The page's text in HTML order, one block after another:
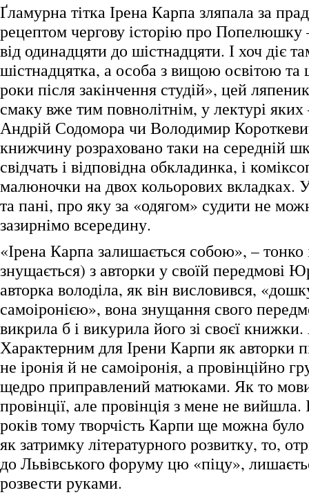
Ґламурна тітка Ірена Карпа зляпала за
рецептом чергову історію про Попелюшку
від одинадцяти до шістнадцяти. І хоч діє
шістнадцятка, а особа з вищою освітою та
роки після закінчення студій», цей
смаку вже тим повнолітнім, у лектурі
Андрій Содомора чи Володимир
книжчину розраховано таки на середній
свідчать і відповідна обкладинка, і
малюночки на двох кольорових вкладках.
та пані, про яку за «одягом» судити не
зазирнімо всередину.
«Ірена Карпа залишається собою», – тонко
знущається) з авторки у своїй передмові
авторка володіла, як він висловився,
самоіронією», вона знущання свого
викрила б і викурила його зі своєї
Характерним для Ірени Карпи як авторки
не іронія й не самоіронія, а провінційно
щедро приправлений матюками. Як то
провінції, але провінція з мене не вийшла.
років тому творчість Карпи ще можна було
як затримку літературного розвитку, то,
до Львівського форуму цю «піцу»,
розвести руками.